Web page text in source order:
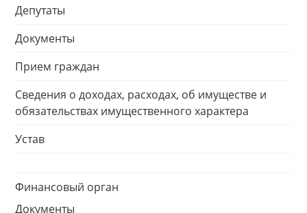
Депутаты
Документы
Прием граждан
Сведения о доходах, расходах, об имуществе и
обязательствах имущественного характера
Устав
Финансовый орган
Документы